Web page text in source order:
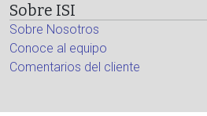
Sobre ISI
Sobre Nosotros
Conoce al equipo
Comentarios del cliente